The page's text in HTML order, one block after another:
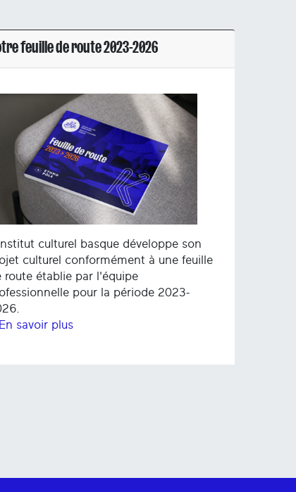
feuille de route 2023-2026
culturel basque développe son
culturel conformément à une feuille
route établie par l'équipe
pour la période 2023-
savoir plus